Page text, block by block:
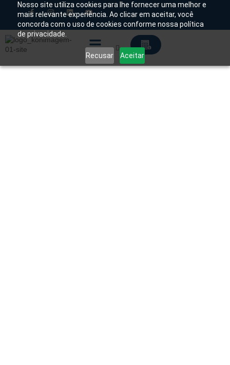
Nosso site utiliza cookies para lhe fornecer uma melhor e
mais relevante experiência. Ao clicar em aceitar, você
concorda com o uso de cookies conforme nossa política
de privacidade.
Recusar Aceitar